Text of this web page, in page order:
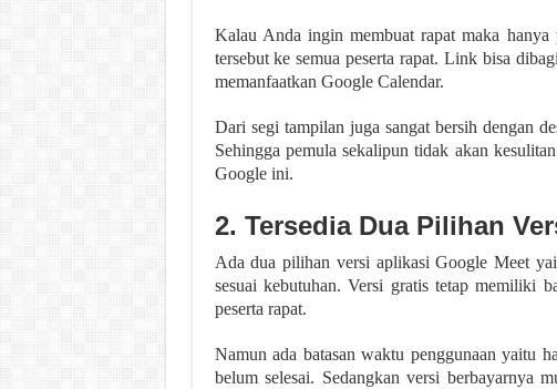
Kalau Anda ingin membuat rapat maka
tersebut ke semua peserta rapat. Link bisa
memanfaatkan Google Calendar.
Dari segi tampilan juga sangat bersih dengan
Sehingga pemula sekalipun tidak akan
Google ini.
2. Tersedia Dua Pilihan
Ada dua pilihan versi aplikasi Google Meet
sesuai kebutuhan. Versi gratis tetap memiliki
peserta rapat.
Namun ada batasan waktu penggunaan yaitu
belum selesai. Sedangkan versi berbayarnya